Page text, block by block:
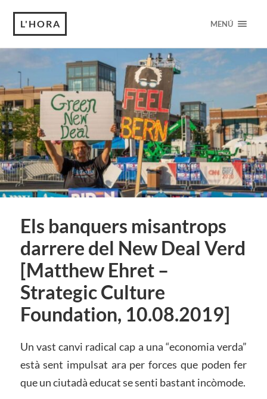
L'HORA MENÚ
Els banquers misantrops
darrere del New Deal Verd
[Matthew Ehret –
Strategic Culture
Foundation, 10.08.2019]
Un vast canvi radical cap a una “economia verda”
està sent impulsat ara per forces que poden fer
que un ciutadà educat se senti bastant incòmode.